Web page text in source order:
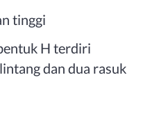
tinggi
H terdiri
dan dua rasuk